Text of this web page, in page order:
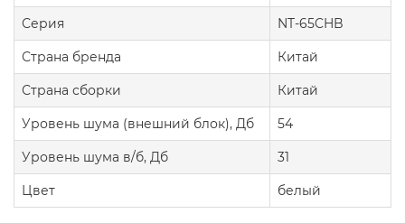
Серия NT-65CHB
Страна бренда Китай
Страна сборки Китай
Уровень шума (внешний блок), Дб 54
Уровень шума в/б, Дб 31
Цвет белый